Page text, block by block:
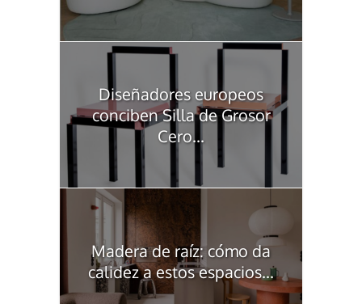
Diseñadores europeos
conciben Silla de Grosor
Cero...
Madera de raíz: cómo da
calidez a estos espacios...